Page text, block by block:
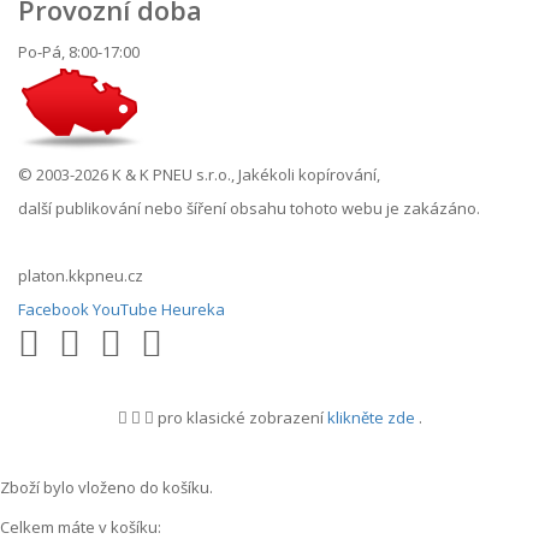
Provozní doba
Po-Pá, 8:00-17:00
© 2003-2026 K & K PNEU s.r.o., Jakékoli kopírování,
další publikování nebo šíření obsahu tohoto webu je zakázáno.
platon.kkpneu.cz
FacebookYouTube Heureka
pro klasické zobrazeníklikněte zde .
Zboží bylo vloženo do košíku.
Celkem máte v košíku: